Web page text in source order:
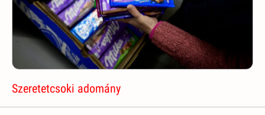
Szeretetcsoki adomány